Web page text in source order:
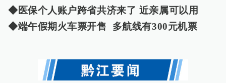
◆医保个人账户跨省共济来了 近亲属可以用
◆端午假期火车票开售 多航线有300元机票